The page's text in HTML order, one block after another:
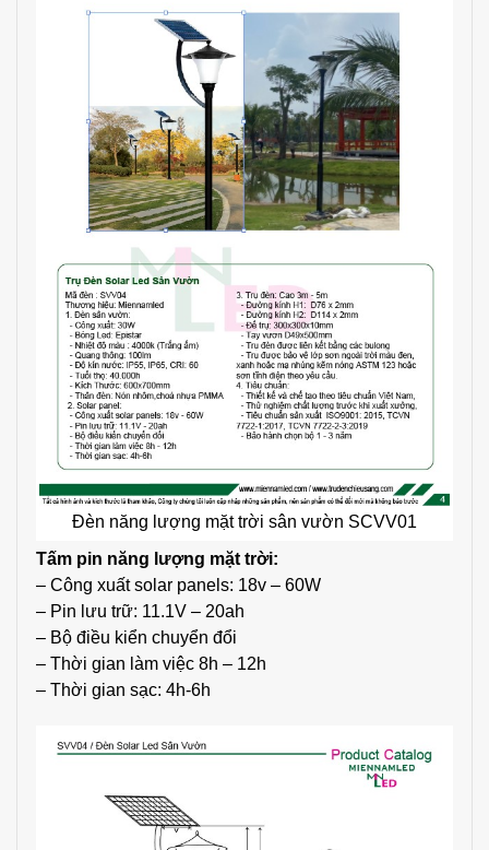
Đèn năng lượng mặt trời sân vườn SCVV01
Tấm pin năng lượng mặt trời:
– Công xuất solar panels: 18v – 60W
– Pin lưu trữ: 11.1V – 20ah
– Bộ điều kiển chuyển đổi
– Thời gian làm việc 8h – 12h
– Thời gian sạc: 4h-6h